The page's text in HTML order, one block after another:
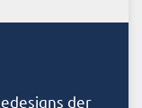
der